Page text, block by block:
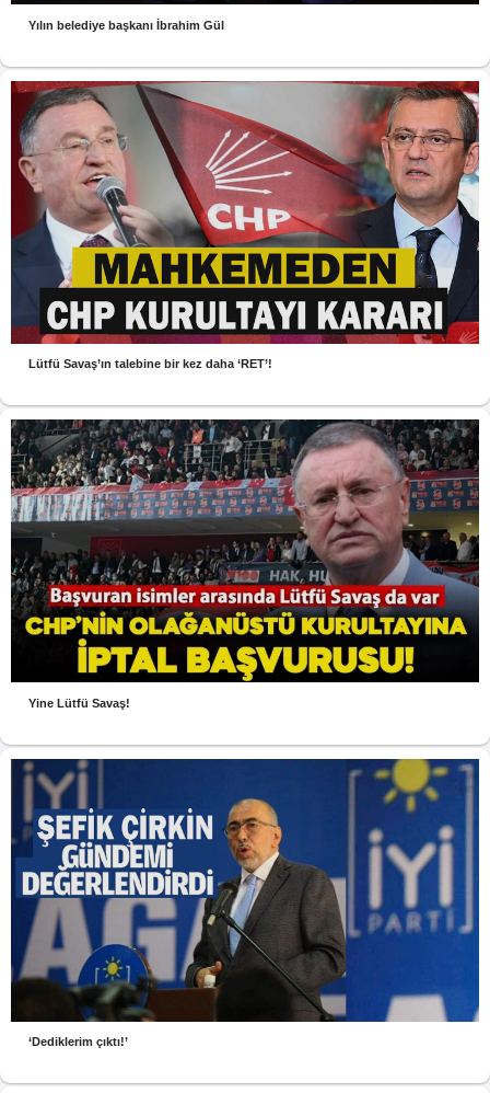
Yılın belediye başkanı İbrahim Gül
Lütfü Savaş’ın talebine bir kez daha ‘RET’!
Yine Lütfü Savaş!
‘Dediklerim çıktı!’